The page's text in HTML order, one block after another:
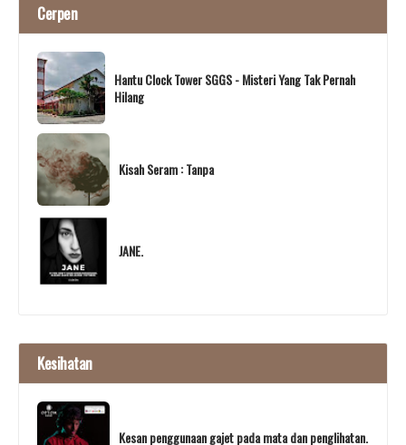
Cerpen
Hantu Clock Tower SGGS - Misteri Yang Tak Pernah
Hilang
Kisah Seram : Tanpa
JANE.
Kesihatan
Kesan penggunaan gajet pada mata dan penglihatan.